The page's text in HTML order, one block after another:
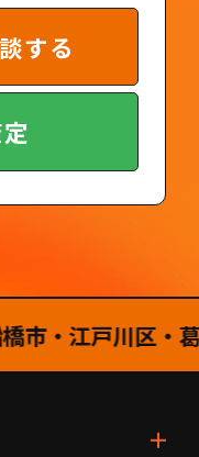
する
戸川区・葛